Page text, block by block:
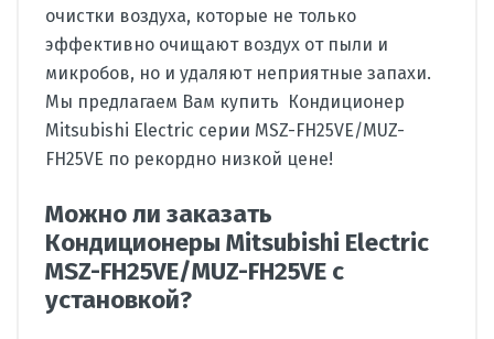
очистки воздуха, которые не только
эффективно очищают воздух от пыли и
микробов, но и удаляют неприятные запахи.
Мы предлагаем Вам купить Кондиционер
Mitsubishi Electric серии MSZ-FH25VE/MUZ-
FH25VE по рекордно низкой цене!
Можно ли заказать
Кондиционеры Mitsubishi Electric
MSZ-FH25VE/MUZ-FH25VE с
установкой?